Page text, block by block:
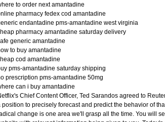
to order next amantadine
pharmacy fedex cod amantadine
endantadine pms-amantadine west virginia
pharmacy amantadine saturday delivery
generic amantadine
to buy amantadine
cod amantadine
pms-amantadine saturday shipping
prescription pms-amantadine 50mg
can i buy amantadine
Chief Content Officer, Ted Sarandos agreed to
position to precisely forecast and predict the behavior of
change is one area we'll grasp all the time. You will